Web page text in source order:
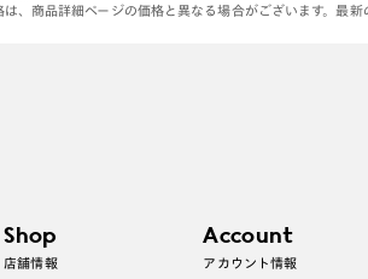
、商品詳細ページの価格と異なる場合がございます。最新
Shop
店舗情報
Account
アカウント情報